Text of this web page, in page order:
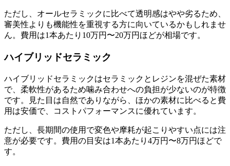
ただし、オールセラミックに比べて透明感はやや劣るため、
審美性よりも機能性を重視する方に向いているかもしれませ
ん。費用は1本あたり10万円〜20万円ほどが相場です。
ハイブリッドセラミック
ハイブリッドセラミックはセラミックとレジンを混ぜた素材
で、柔軟性があるため噛み合わせへの負担が少ないのが特徴
です。見た目は自然でありながら、ほかの素材に比べると費
用は安価で、コストパフォーマンスに優れています。
ただし、長期間の使用で変色や摩耗が起こりやすい点には注
意が必要です。費用の目安は1本あたり4万円〜8万円ほどで
す。